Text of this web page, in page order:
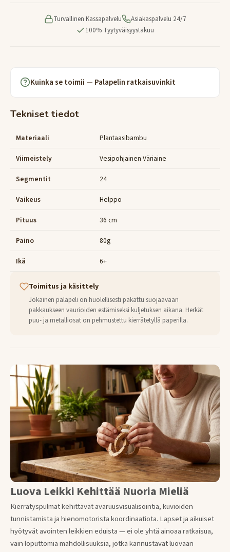
Turvallinen Kassapalvelu
Asiakaspalvelu 24/7
100% Tyytyväisyystakuu
Kuinka se toimii — Palapelin ratkaisuvinkit
Tekniset tiedot
Materiaali Plantaasibambu
Viimeistely Vesipohjainen Väriaine
Segmentit 24
Vaikeus Helppo
Pituus 36 cm
Paino 80g
Ikä 6+
Toimitus ja käsittely
Jokainen palapeli on huolellisesti pakattu suojaavaan
pakkaukseen vaurioiden estämiseksi kuljetuksen aikana. Herkät
puu- ja metalliosat on pehmustettu kierrätetyllä paperilla.
Luova Leikki Kehittää Nuoria Mieliä
Kierrätyspulmat kehittävät avaruusvisualisointia, kuvioiden
tunnistamista ja hienomotorista koordinaatiota. Lapset ja aikuiset
hyötyvät avointen leikkien eduista — ei ole yhtä ainoaa ratkaisua,
vain loputtomia mahdollisuuksia, jotka kannustavat luovaan